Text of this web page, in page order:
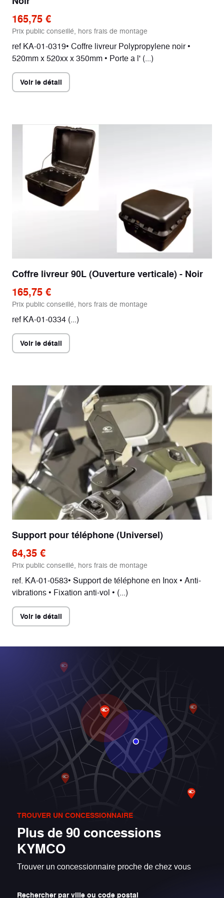
Poids à sec
165,75 €
Prix public conseillé, hors frais de montage
ref KA-01-0319• Coffre livreur Polypropylene noir •
520mm x 520xx x 350mm • Porte a l' (...)
Voir le détail
Coffre livreur 90L (Ouverture verticale) - Noir
165,75 €
Prix public conseillé, hors frais de montage
ref KA-01-0334 (...)
Voir le détail
Support pour téléphone (Universel)
64,35 €
Prix public conseillé, hors frais de montage
ref. KA-01-0583• Support de téléphone en Inox • Anti-
vibrations • Fixation anti-vol • (...)
Voir le détail
TROUVER UN CONCESSIONNAIRE
Plus de 90 concessions
KYMCO
Trouver un concessionnaire proche de chez vous
Rechercher par ville ou code postal